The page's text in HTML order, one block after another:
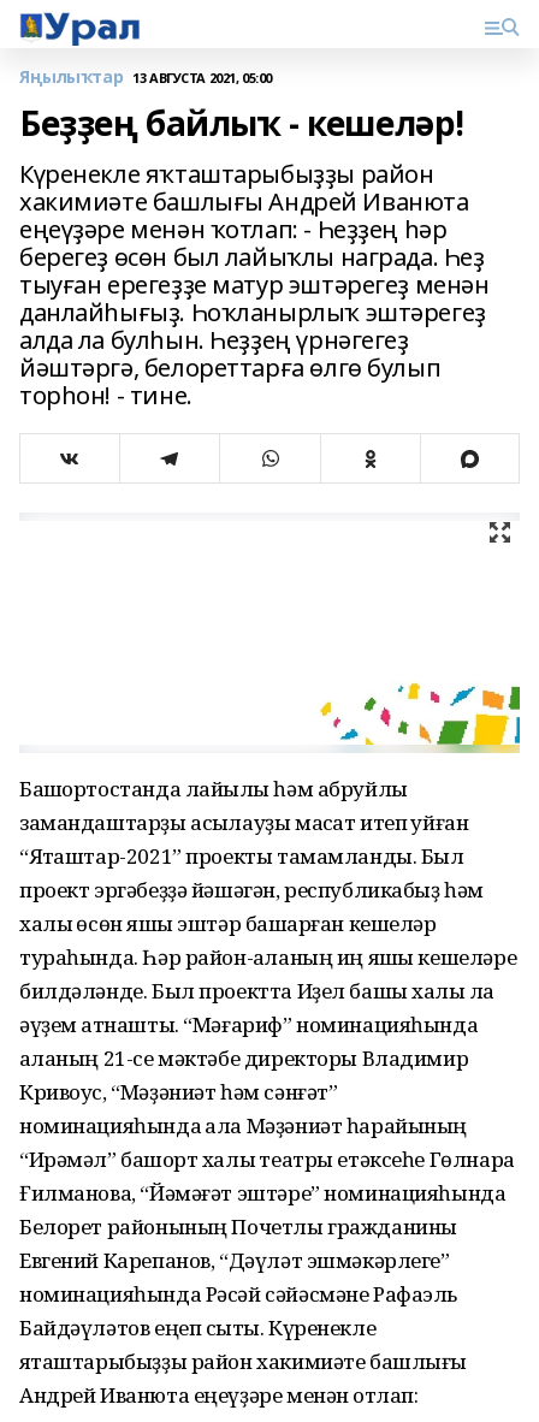
Яңылыҡтар 13 АВГУСТА 2021, 05:00
Беҙҙең байлыҡ - кешеләр!
Күренекле яҡташтарыбыҙҙы район
хакимиәте башлығы Андрей Иванюта
еңеүҙәре менән ҡотлап: - Һеҙҙең һәр
берегеҙ өсөн был лайыҡлы награда. Һеҙ
тыуған ерегеҙҙе матур эштәрегеҙ менән
данлайһығыҙ. Һоҡланырлыҡ эштәрегеҙ
алда ла булһын. Һеҙҙең үрнәгегеҙ
йәштәргә, белореттарға өлгө булып
торһон! - тине.
Башҡортостанда лайыҡлы һәм абруйлы
замандаштарҙы асыҡлауҙы маҡсат итеп ҡуйған
“Яҡташтар-2021” проекты тамамланды. Был
проект эргәбеҙҙә йәшәгән, республикабыҙ һәм
халыҡ өсөн яҡшы эштәр башҡарған кешеләр
тураһында. Һәр район-ҡаланың иң яҡшы кешеләре
билдәләнде. Был проектта Иҙел башы халҡы ла
әүҙем ҡатнашты. “Мәғариф” номинацияһында
ҡаланың 21-се мәктәбе директоры Владимир
Кривоус, “Мәҙәниәт һәм сәнғәт”
номинацияһында ҡала Мәҙәниәт һарайының
“Ирәмәл” башҡорт халыҡ театры етәксеһе Гөлнара
Ғилманова, “Йәмәғәт эштәре” номинацияһында
Белорет районының Почетлы гражданины
Евгений Карепанов, “Дәүләт эшмәкәрлеге”
номинацияһында Рәсәй сәйәсмәне Рафаэль
Байдәүләтов еңеп сыҡты. Күренекле
яҡташтарыбыҙҙы район хакимиәте башлығы
Андрей Иванюта еңеүҙәре менән ҡотлап: